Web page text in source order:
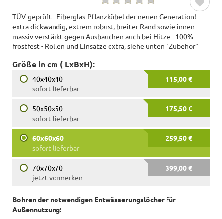
TÜV-geprüft - Fiberglas-Pflanzkübel der neuen Generation! -
extra dickwandig, extrem robust, breiter Rand sowie innen
massiv verstärkt gegen Ausbauchen auch bei Hitze - 100%
frostfest - Rollen und Einsätze extra, siehe unten "Zubehör"
Größe in cm ( LxBxH):
40x40x40
115,00 €
sofort lieferbar
50x50x50
175,50 €
sofort lieferbar
60x60x60
259,50 €
sofort lieferbar
70x70x70
399,00 €
jetzt vormerken
Bohren der notwendigen Entwässerungslöcher für
Außennutzung: